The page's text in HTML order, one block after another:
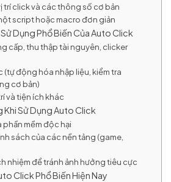
trí click và các thông số cơ bản
script hoặc macro đơn giản
Dụng Phổ Biến Của Auto Click
cấp, thu thập tài nguyên, clicker
(tự động hóa nhập liệu, kiểm tra
cơ bản)
và tiện ích khác
Khi Sử Dụng Auto Click
phần mềm độc hại
sách của các nền tảng (game,
nhiệm để tránh ảnh hưởng tiêu cực
Click Phổ Biến Hiện Nay